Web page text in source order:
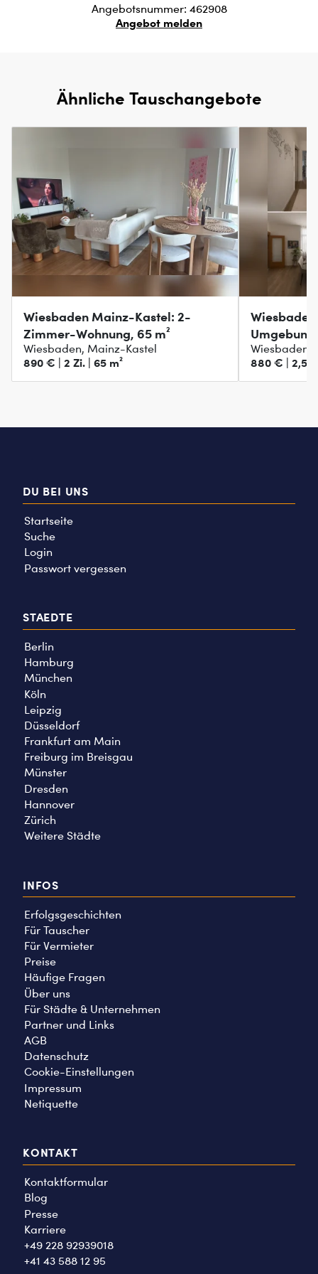
Angebotsnummer: 462908
Angebot melden
Ähnliche Tauschangebote
Wiesbaden Mainz-Kastel: 2-
Zimmer-Wohnung, 65 m²
Wiesbaden, Mainz-Kastel
890 € | 2 Zi. | 65 m²
Umgebung
Wiesbaden,
880 € | 2,5
DU BEI UNS
Startseite
Suche
Login
Passwort vergessen
STAEDTE
Berlin
Hamburg
München
Köln
Leipzig
Düsseldorf
Frankfurt am Main
Freiburg im Breisgau
Münster
Dresden
Hannover
Zürich
Weitere Städte
INFOS
Erfolgsgeschichten
Für Tauscher
Für Vermieter
Preise
Häufige Fragen
Über uns
Für Städte & Unternehmen
Partner und Links
AGB
Datenschutz
Cookie-Einstellungen
Impressum
Netiquette
KONTAKT
Kontaktformular
Blog
Presse
Karriere
+49 228 92939018
+41 43 588 12 95